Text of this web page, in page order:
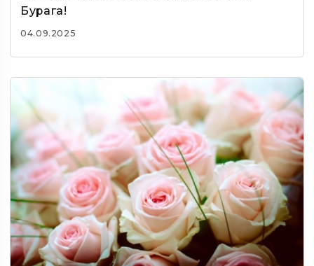
Бурага!
04.09.2025